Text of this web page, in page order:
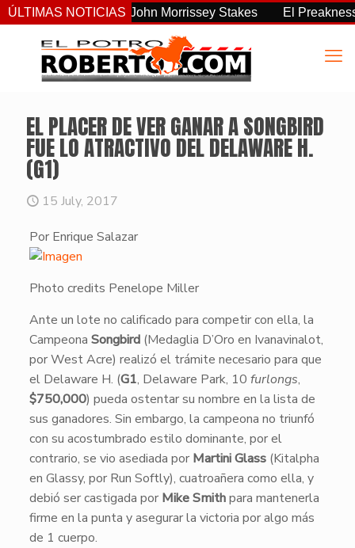
ÚLTIMAS NOTICIAS
consistente del John Morrissey Stakes El Preakness
EL PLACER DE VER GANAR A SONGBIRD
FUE LO ATRACTIVO DEL DELAWARE H.
(G1)
15 July, 2017
Por Enrique Salazar
Photo credits Penelope Miller
​Ante un lote no calificado para competir con ella, la
Campeona Songbird(Medaglia D’Oro en Ivanavinalot,
por West Acre) realizó el trámite necesario para que
el Delaware H. (G1, Delaware Park, 10 furlongs,
$750,000) pueda ostentar su nombre en la lista de
sus ganadores. Sin embargo, la campeona no triunfó
con su acostumbrado estilo dominante, por el
contrario, se vio asediada por Martini Glass(Kitalpha
en Glassy, por Run Softly), cuatroañera como ella, y
debió ser castigada por Mike Smithpara mantenerla
firme en la punta y asegurar la victoria por algo más
de 1 cuerpo.